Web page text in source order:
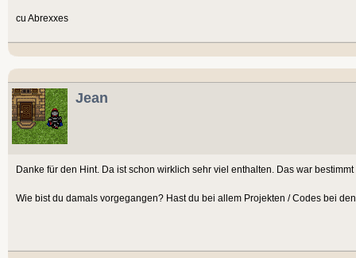
cu Abrexxes
Jean
Danke für den Hint. Da ist schon wirklich sehr viel enthalten. Das war
Wie bist du damals vorgegangen? Hast du bei allem Projekten / Codes bei